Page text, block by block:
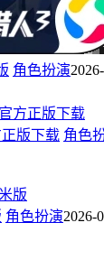
角色扮演
版下载 角色
角色扮演2026-